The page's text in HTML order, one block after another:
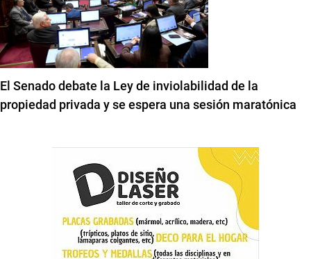
El Senado debate la Ley de inviolabilidad de la
propiedad privada y se espera una sesión maratónica